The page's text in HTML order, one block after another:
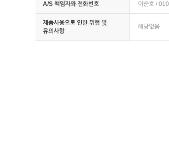
A/S 책임자와 전화번호 이순호 /
제품사용으로 인한 위험 및
유의사항
해당없음